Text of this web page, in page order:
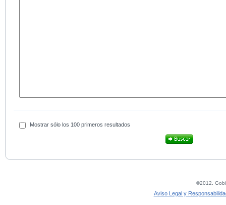
Mostrar sólo los 100 primeros resultados
©2012,
Aviso Legal y